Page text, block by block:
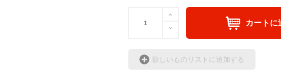
カートに
欲しいものリストに追加する